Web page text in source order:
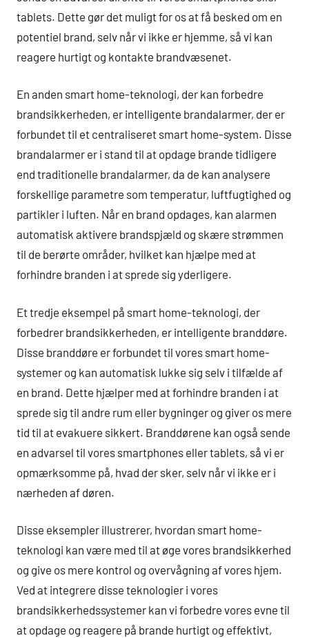
tablets. Dette gør det muligt for os at få besked om en
potentiel brand, selv når vi ikke er hjemme, så vi kan
reagere hurtigt og kontakte brandvæsenet.
En anden smart home-teknologi, der kan forbedre
brandsikkerheden, er intelligente brandalarmer, der er
forbundet til et centraliseret smart home-system. Disse
brandalarmer er i stand til at opdage brande tidligere
end traditionelle brandalarmer, da de kan analysere
forskellige parametre som temperatur, luftfugtighed og
partikler i luften. Når en brand opdages, kan alarmen
automatisk aktivere brandspjæld og skære strømmen
til de berørte områder, hvilket kan hjælpe med at
forhindre branden i at sprede sig yderligere.
Et tredje eksempel på smart home-teknologi, der
forbedrer brandsikkerheden, er intelligente branddøre.
Disse branddøre er forbundet til vores smart home-
systemer og kan automatisk lukke sig selv i tilfælde af
en brand. Dette hjælper med at forhindre branden i at
sprede sig til andre rum eller bygninger og giver os mere
tid til at evakuere sikkert. Branddørene kan også sende
en advarsel til vores smartphones eller tablets, så vi er
opmærksomme på, hvad der sker, selv når vi ikke er i
nærheden af døren.
Disse eksempler illustrerer, hvordan smart home-
teknologi kan være med til at øge vores brandsikkerhed
og give os mere kontrol og overvågning af vores hjem.
Ved at integrere disse teknologier i vores
brandsikkerhedssystemer kan vi forbedre vores evne til
at opdage og reagere på brande hurtigt og effektivt,